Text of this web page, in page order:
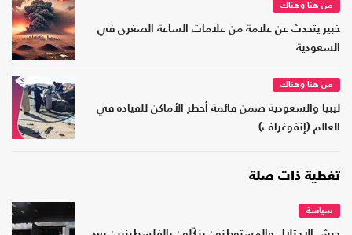
من هنا وهناك
خبير يتحدث عن علامة من علامات الساعة الصغرى في
السعودية
من هنا وهناك
ليبيا والسعودية ضمن قائمة أخطر الأماكن للقيادة في
العالم (إنفوغراف)
تغطية ذات صلة
سياسة